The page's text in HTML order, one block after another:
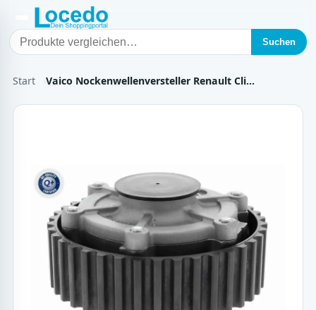
Suchen
Start Vaico Nockenwellenversteller Renault Cli…